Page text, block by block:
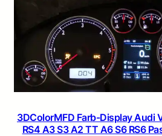
3DColorMFD Farb-Display Audi
RS4 A3 S3 A2 TT A6 S6 RS6